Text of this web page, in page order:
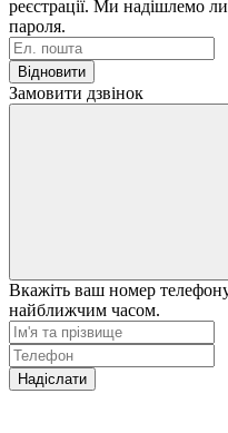
реєстрації. Ми надішлемо
пароля.
Відновити
Замовити дзвінок
Вкажіть ваш номер
найближчим часом.
Надіслати